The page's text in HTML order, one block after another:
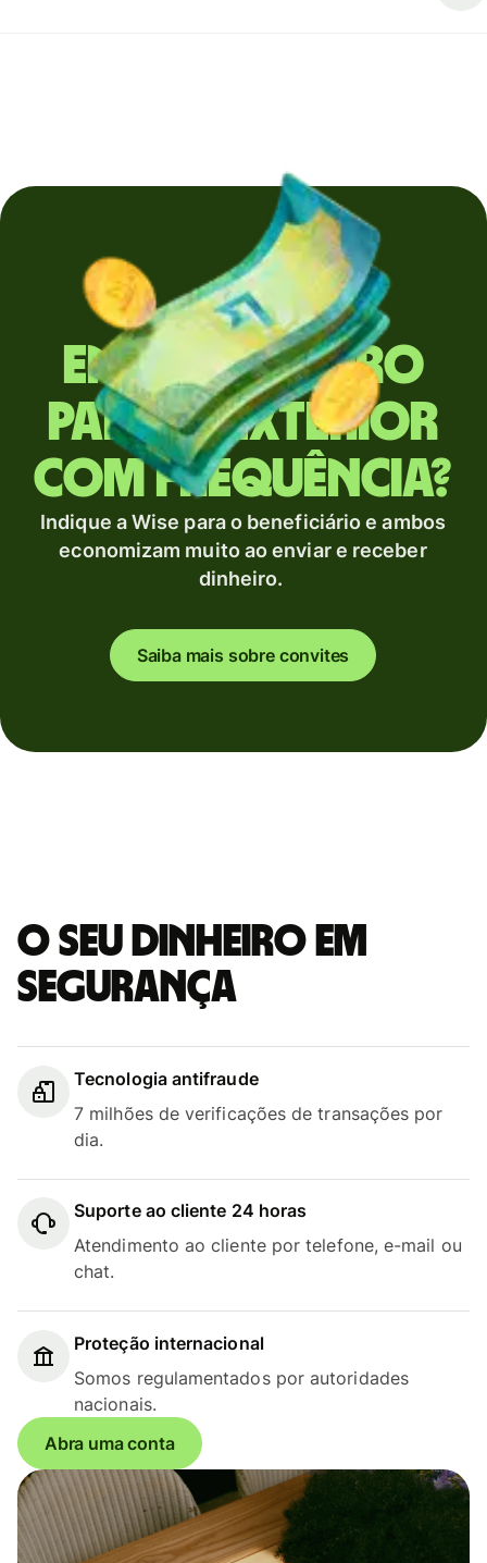
Envia dinheiro
para o exterior
com frequência?
Indique a Wise para o beneficiário e ambos
economizam muito ao enviar e receber
dinheiro.
Saiba mais sobre convites
O seu dinheiro em
segurança
Tecnologia antifraude
7 milhões de verificações de transações por
dia.
Suporte ao cliente 24 horas
Atendimento ao cliente por telefone, e-mail ou
chat.
Proteção internacional
Somos regulamentados por autoridades
nacionais.
Abra uma conta